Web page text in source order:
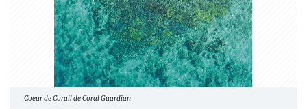
Coeur de Corail de Coral Guardian